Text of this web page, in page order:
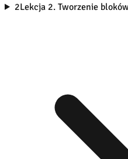
2Lekcja 2. Tworzenie